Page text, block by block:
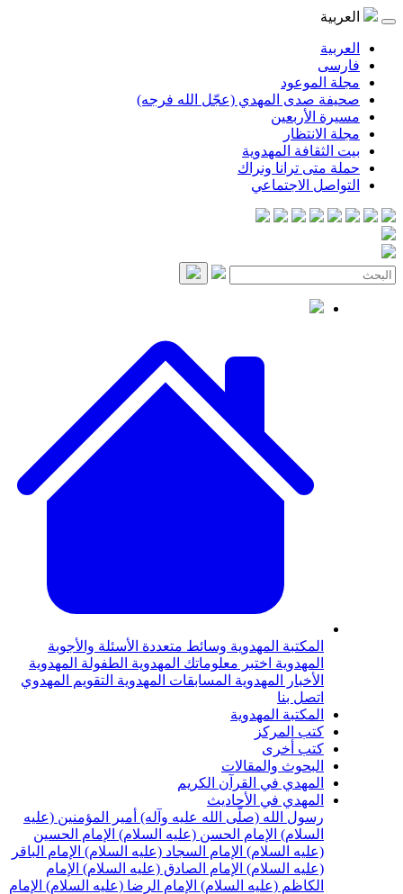
المهدي (عجّل الله فرجه)
المهدوية
ترانا ونراك
الاجتماعي
المهدويةوسائط متعددةالأسئلة والأجوبة
اختبر معلوماتك المهدويةالطفولة المهدوية
المهدويةالمسابقات المهدويةالتقويم المهدوي
المهدوية
والمقالات
في القرآن الكريم
في الأحاديث
الله (صلّى الله عليه وآله) أمير المؤمنين (عليه
الإمام الحسن (عليه السلام) الإمام الحسين
الإمام السجاد (عليه السلام) الإمام الباقر
الإمام الصادق (عليه السلام) الإمام
(عليه السلام) الإمام الرضا (عليه السلام) الإمام